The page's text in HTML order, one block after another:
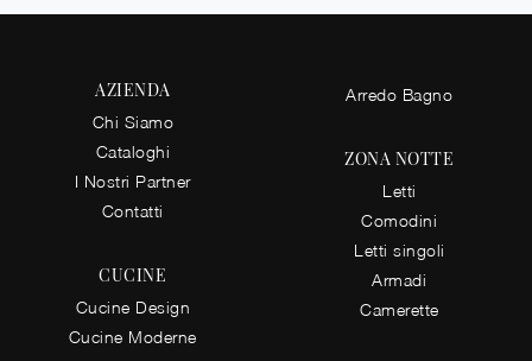
AZIENDA
Chi Siamo
Cataloghi
I Nostri Partner
Contatti
CUCINE
Cucine Design
Cucine Moderne
Arredo Bagno
ZONA NOTTE
Letti
Comodini
Letti singoli
Armadi
Camerette